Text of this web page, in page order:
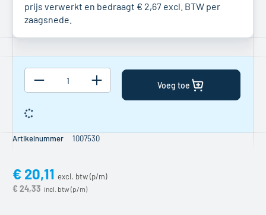
prijs verwerkt en bedraagt € 2,67 excl. BTW per
zaagsnede.
Voeg toe
Artikelnummer 1007530
€ 24,33
€ 20,11